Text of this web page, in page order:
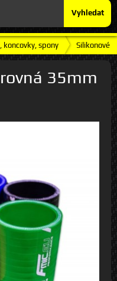
Vyhledat
koncovky, spony Silikonové
35mm